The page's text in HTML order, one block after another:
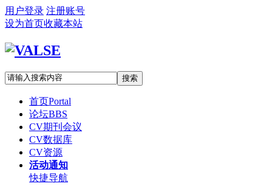
用户登录 注册账号
设为首页收藏本站
搜索
首页Portal
论坛BBS
CV期刊会议
CV数据库
CV资源
活动通知
快捷导航